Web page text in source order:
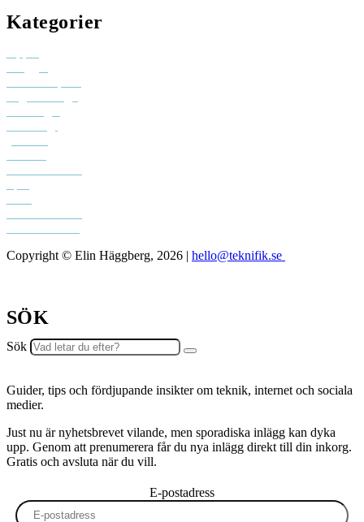
Kategorier
Copyright © Elin Häggberg, 2026 | hello@teknifik.se
SÖK
Sök
Guider, tips och fördjupande insikter om teknik, internet och sociala
medier.
Just nu är nyhetsbrevet vilande, men sporadiska inlägg kan dyka
upp. Genom att prenumerera får du nya inlägg direkt till din inkorg.
Gratis och avsluta när du vill.
E-postadress